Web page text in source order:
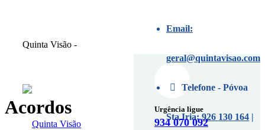
Quinta Visão -
Email:
geral@quintavisao.com
Telefone - Póvoa
Sta Iria:926 130 164 |
Urgência ligue
934 070 092
Acordos